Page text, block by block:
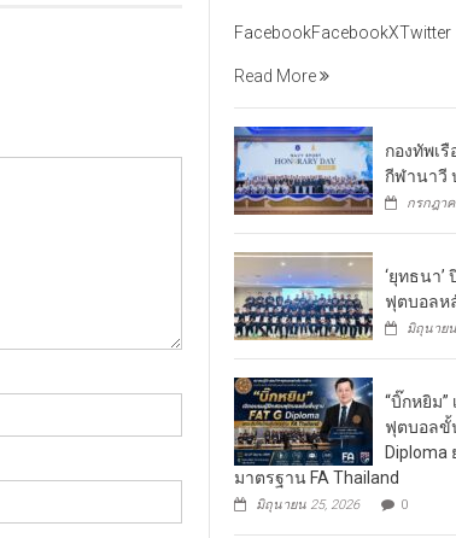
FacebookFacebookXTwitter
Read More
กองทัพเ
กีฬานาวี
กรกฎาค
‘ยุทธนา
ฟุตบอลห
มิถุนาย
“บิ๊กหยิม
ฟุตบอลขั้
Diploma
มาตรฐาน FA Thailand
มิถุนายน 25, 2026 0